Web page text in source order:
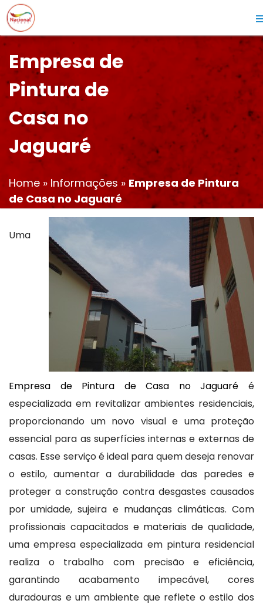
Empresa de
Pintura de
Casa no
Jaguaré
Home » Informações » Empresa de Pintura
de Casa no Jaguaré
Uma
Empresa de Pintura de Casa no Jaguaré é
especializada em revitalizar ambientes residenciais,
proporcionando um novo visual e uma proteção
essencial para as superfícies internas e externas de
casas. Esse serviço é ideal para quem deseja renovar
o estilo, aumentar a durabilidade das paredes e
proteger a construção contra desgastes causados
por umidade, sujeira e mudanças climáticas. Com
profissionais capacitados e materiais de qualidade,
uma empresa especializada em pintura residencial
realiza o trabalho com precisão e eficiência,
garantindo acabamento impecável, cores
duradouras e um ambiente que reflete o estilo dos